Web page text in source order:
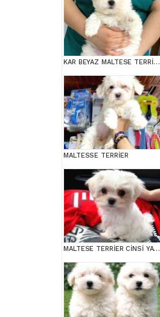
KAR BEYAZ MALTESE TERRİER CİNSLERİ
MALTESSE TERRİER
MALTESE TERRİER CİNSİ YAVRULAR